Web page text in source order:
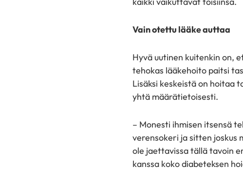
Vain otettu lääke auttaa
Hyvä uutinen kuitenkin on,
tehokas lääkehoito paitsi
Lisäksi keskeistä on hoitaa
yhtä määrätietoisesti.
– Monesti ihmisen itsensä
verensokeri ja sitten joskus
ole jaettavissa tällä tavoin
kanssa koko diabeteksen